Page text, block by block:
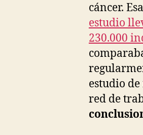
cáncer.
estudio
230.000
estudio
red de